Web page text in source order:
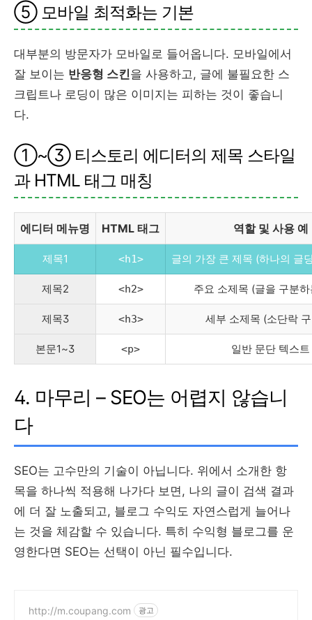
⑤ 모바일 최적화는 기본
대부분의 방문자가 모바일로 들어옵니다. 모바일에서
잘 보이는 반응형 스킨을 사용하고, 글에 불필요한 스
크립트나 로딩이 많은 이미지는 피하는 것이 좋습니
다.
①~③ 티스토리 에디터의 제목 스타일
과 HTML 태그 매칭
에디터 메뉴명 HTML 태그 역할 및 사용 예
제목1 <h1> 글의 가장 큰 제목 (하나의 글
제목2 <h2> 주요 소제목 (글을 구분
제목3 <h3> 세부 소제목 (소단락
본문1~3 <p> 일반 문단 텍스트
4. 마무리 – SEO는 어렵지 않습니
다
SEO는 고수만의 기술이 아닙니다. 위에서 소개한 항
목을 하나씩 적용해 나가다 보면, 나의 글이 검색 결과
에 더 잘 노출되고, 블로그 수익도 자연스럽게 늘어나
는 것을 체감할 수 있습니다. 특히 수익형 블로그를 운
영한다면 SEO는 선택이 아닌 필수입니다.
http://m.coupang.com 광고